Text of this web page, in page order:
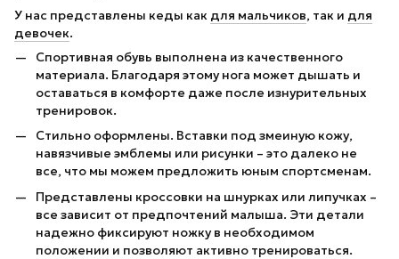
У нас представлены кеды как для мальчиков, так и для
девочек.
Спортивная обувь выполнена из качественного
материала. Благодаря этому нога может дышать и
оставаться в комфорте даже после изнурительных
тренировок.
Стильно оформлены. Вставки под змеиную кожу,
навязчивые эмблемы или рисунки – это далеко не
все, что мы можем предложить юным спортсменам.
Представлены кроссовки на шнурках или липучках –
все зависит от предпочтений малыша. Эти детали
надежно фиксируют ножку в необходимом
положении и позволяют активно тренироваться.